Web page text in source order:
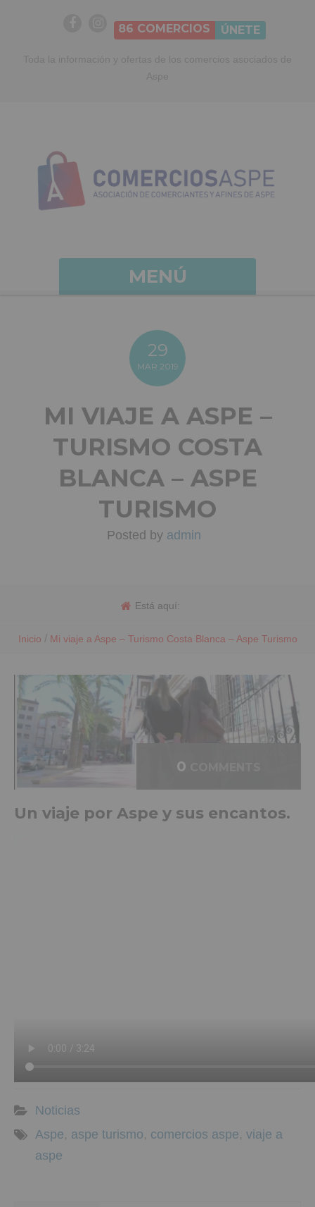
86 COMERCIOS ÚNETE
MENÚ
29
MAR 2019
MI VIAJE A ASPE –
TURISMO COSTA
BLANCA – ASPE
TURISMO
Posted by admin
Está aquí:
Inicio / Mi viaje a Aspe – Turismo Costa Blanca – Aspe Turismo
0
Un viaje por Aspe y sus encantos.
Noticias
Aspe, aspe turismo, comercios aspe, viaje a
aspe